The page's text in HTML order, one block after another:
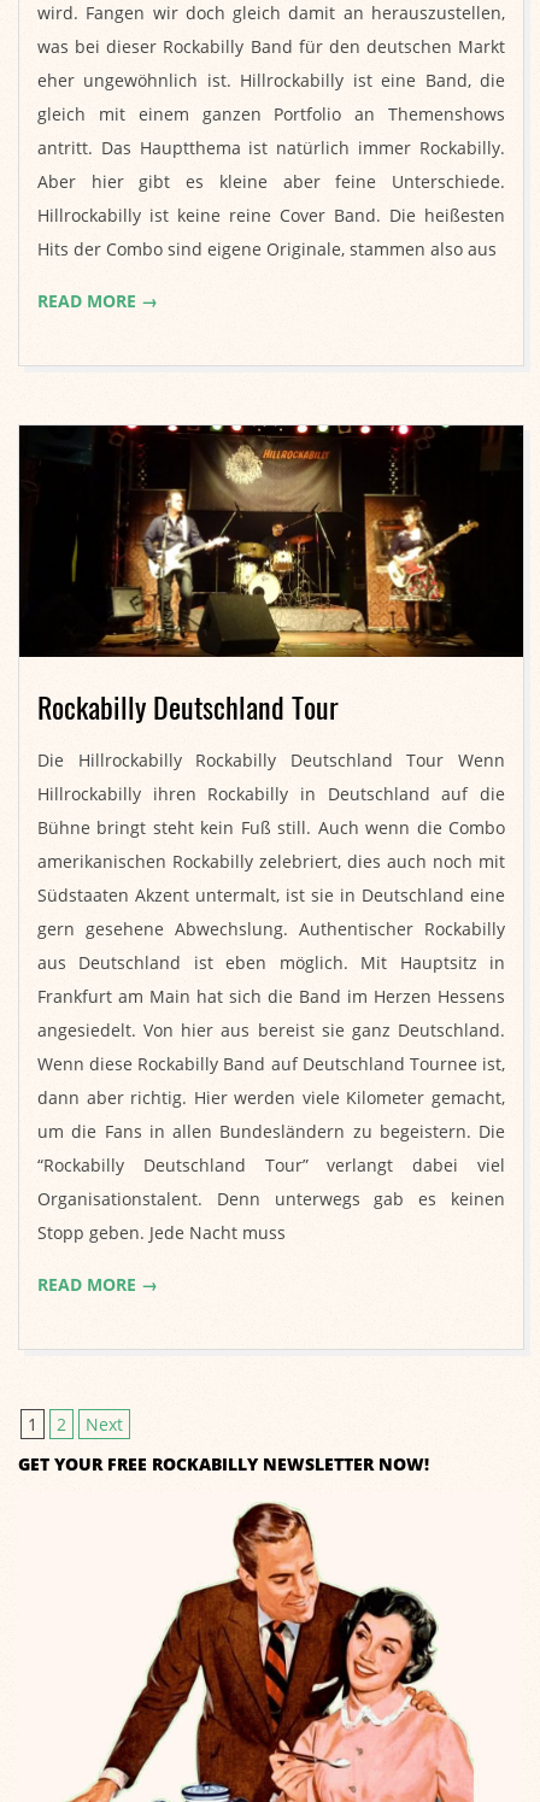
wird. Fangen wir doch gleich damit an herauszustellen,
was bei dieser Rockabilly Band für den deutschen Markt
eher ungewöhnlich ist. Hillrockabilly ist eine Band, die
gleich mit einem ganzen Portfolio an Themenshows
antritt. Das Hauptthema ist natürlich immer Rockabilly.
Aber hier gibt es kleine aber feine Unterschiede.
Hillrockabilly ist keine reine Cover Band. Die heißesten
Hits der Combo sind eigene Originale, stammen also aus
READ MORE →
Rockabilly Deutschland Tour
2018-
11-
16
Die Hillrockabilly Rockabilly Deutschland Tour Wenn
Hillrockabilly ihren Rockabilly in Deutschland auf die
Bühne bringt steht kein Fuß still. Auch wenn die Combo
amerikanischen Rockabilly zelebriert, dies auch noch mit
Südstaaten Akzent untermalt, ist sie in Deutschland eine
gern gesehene Abwechslung. Authentischer Rockabilly
aus Deutschland ist eben möglich. Mit Hauptsitz in
Frankfurt am Main hat sich die Band im Herzen Hessens
angesiedelt. Von hier aus bereist sie ganz Deutschland.
Wenn diese Rockabilly Band auf Deutschland Tournee ist,
dann aber richtig. Hier werden viele Kilometer gemacht,
um die Fans in allen Bundesländern zu begeistern. Die
“Rockabilly Deutschland Tour” verlangt dabei viel
Organisationstalent. Denn unterwegs gab es keinen
Stopp geben. Jede Nacht muss
READ MORE →
Posts
1 2
Next
GET YOUR FREE ROCKABILLY NEWSLETTER NOW!